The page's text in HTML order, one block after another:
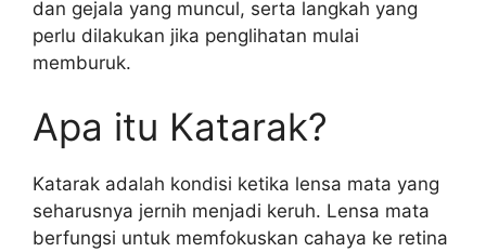
dan gejala yang muncul, serta langkah yang
perlu dilakukan jika penglihatan mulai
memburuk.
Apa itu Katarak?
Katarak adalah kondisi ketika lensa mata yang
seharusnya jernih menjadi keruh. Lensa mata
berfungsi untuk memfokuskan cahaya ke retina